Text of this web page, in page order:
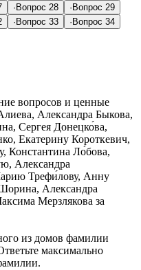
· Вопрос 28 · Вопрос 29
· Вопрос 33 · Вопрос 34
вопросов и ценные
Александра Быкова,
Сергея Донецко́ва,
Екатерину Короткевич,
Константина Ло́бова,
Александра
Трефи́лову, Анну
Александра
Мерзлякова за
из домов фамилии
максимально